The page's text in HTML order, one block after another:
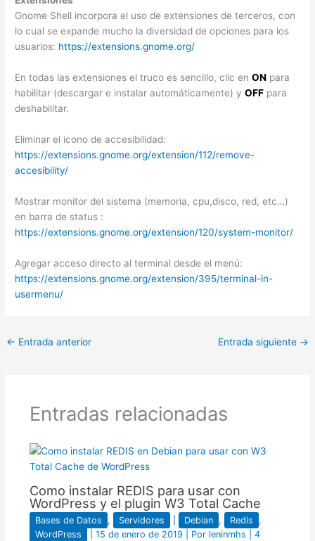
Gnome Shell incorpora el uso de extensiones de terceros, con
lo cual se expande mucho la diversidad de opciones para los
usuarios: https://extensions.gnome.org/
En todas las extensiones el truco es sencillo, clic enON para
habilitar (descargar e instalar automáticamente) yOFF para
deshabilitar.
Eliminar el icono de accesibilidad:
https://extensions.gnome.org/extension/112/remove-
accesibility/
Mostrar monitor del sistema (memoria, cpu,disco, red, etc…)
en barra de status :
https://extensions.gnome.org/extension/120/system-monitor/
Agregar acceso directo al terminal desde el menú:
https://extensions.gnome.org/extension/395/terminal-in-
usermenu/
← Entrada anterior Entrada siguiente →
Entradas relacionadas
Como instalar REDIS para usar con
WordPress y el plugin W3 Total Cache
Bases de Datos , Servidores Debian , Redis
,
WordPress
15 de enero de 2019 | Por leninmhs
4